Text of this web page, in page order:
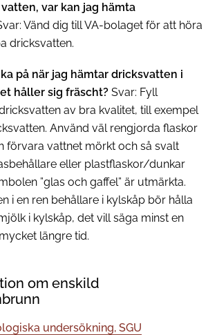
var kan jag hämta
Vänd dig till VA-bolaget för att höra
dricksvatten.
på när jag hämtar dricksvatten i
håller sig fräscht? Svar: Fyll
av bra kvalitet, till exempel
Använd väl rengjorda flaskor
förvara vattnet mörkt och så svalt
eller plastflaskor/dunkar
”glas och gaffel” är utmärkta.
i en ren behållare i kylskåp bör hålla
i kylskåp, det vill säga minst en
längre tid.
om enskild
undersökning, SGU